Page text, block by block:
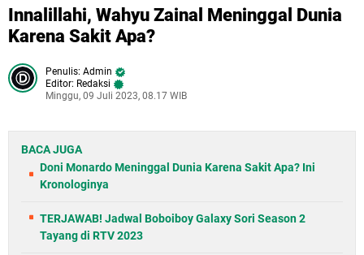
Innalillahi, Wahyu Zainal Meninggal Dunia
Karena Sakit Apa?
Admin
Editor: Redaksi
Minggu, 09 Juli 2023, 08.17 WIB
BACA JUGA
Doni Monardo Meninggal Dunia Karena Sakit Apa? Ini
Kronologinya
TERJAWAB! Jadwal Boboiboy Galaxy Sori Season 2
Tayang di RTV 2023